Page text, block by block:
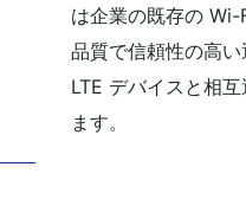
は企業の既存の
品質で信頼性の高
LTE デバイスと相
ます。